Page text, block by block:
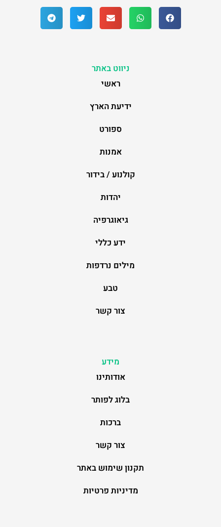
ניווט באתר
ראשי
ידיעת הארץ
ספורט
אמנות
קולנוע / בידור
יהדות
גיאוגרפיה
ידע כללי
מילים נרדפות
טבע
צור קשר
מידע
אודותינו
בלוג לפותר
ברכות
צור קשר
תקנון שימוש באתר
מדיניות פרטיות